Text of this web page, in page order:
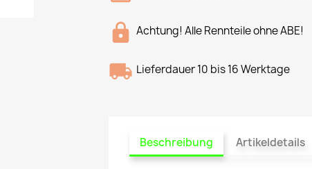
Achtung! Alle Rennteile ohne ABE!
Lieferdauer 10 bis 16 Werktage
Beschreibung Artikeldetails